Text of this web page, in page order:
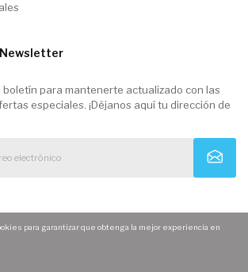
para mantenerte actualizado con las
especiales. ¡Déjanos aquí tu dirección de
para garantizar que obtenga la mejor experiencia en